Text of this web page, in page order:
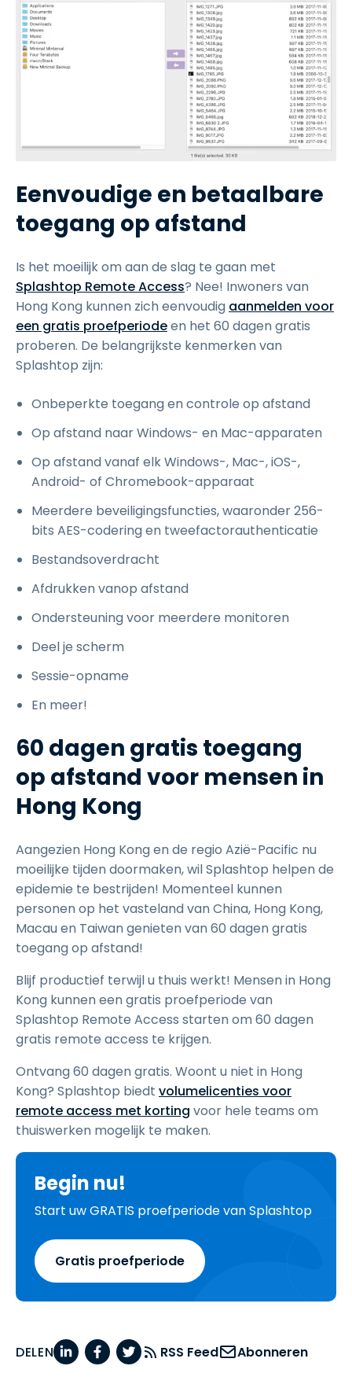
Eenvoudige en betaalbare
toegang op afstand
Is het moeilijk om aan de slag te gaan met
Splashtop Remote Access? Nee! Inwoners van
Hong Kong kunnen zich eenvoudig aanmelden voor
een gratis proefperiodeen het 60 dagen gratis
proberen. De belangrijkste kenmerken van
Splashtop zijn:
Onbeperkte toegang en controle op afstand
Op afstand naar Windows- en Mac-apparaten
Op afstand vanaf elk Windows-, Mac-, iOS-,
Android- of Chromebook-apparaat
Meerdere beveiligingsfuncties, waaronder 256-
bits AES-codering en tweefactorauthenticatie
Bestandsoverdracht
Afdrukken vanop afstand
Ondersteuning voor meerdere monitoren
Deel je scherm
Sessie-opname
En meer!
60 dagen gratis toegang
op afstand voor mensen in
Hong Kong
Aangezien Hong Kong en de regio Azië-Pacific nu
moeilijke tijden doormaken, wil Splashtop helpen de
epidemie te bestrijden! Momenteel kunnen
personen op het vasteland van China, Hong Kong,
Macau en Taiwan genieten van 60 dagen gratis
toegang op afstand!
Blijf productief terwijl u thuis werkt! Mensen in Hong
Kong kunnen een gratis proefperiode van
Splashtop Remote Access starten om 60 dagen
gratis remote access te krijgen.
Ontvang 60 dagen gratis. Woont u niet in Hong
Kong? Splashtop biedt volumelicenties voor
remote access met korting voor hele teams om
thuiswerken mogelijk te maken.
Begin nu!
Start uw GRATIS proefperiode van Splashtop
Gratis proefperiode
DELEN RSS Feed Abonneren